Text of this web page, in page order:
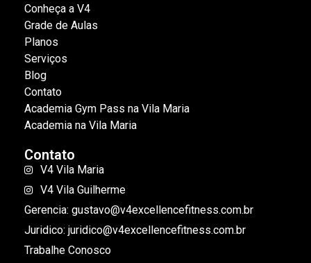
Conheça a V4
Grade de Aulas
Planos
Serviços
Blog
Contato
Academia Gym Pass na Vila Maria
Academia na Vila Maria
Contato
V4 Vila Maria
V4 Vila Guilherme
Gerencia: gustavo@v4excellencefitness.com.br
Juridico: juridico@v4excellencefitness.com.br
Trabalhe Conosco